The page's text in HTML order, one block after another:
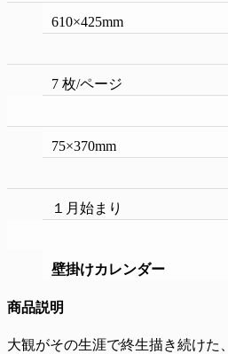
610×425mm
7 枚/ページ
75×370mm
１月始まり
壁掛けカレンダー
商品説明
大観がその生涯で終生描き続けた